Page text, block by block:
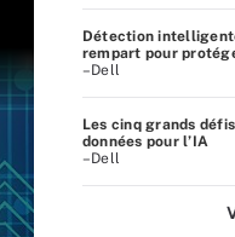
Détection
rempart pour
–Dell
Les cinq grands
données pour l’IA
–Dell